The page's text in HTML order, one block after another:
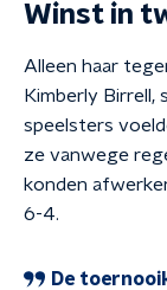
Winst in
Alleen haar
Kimberly Birrell,
speelsters
ze vanwege
konden
6-4.
De